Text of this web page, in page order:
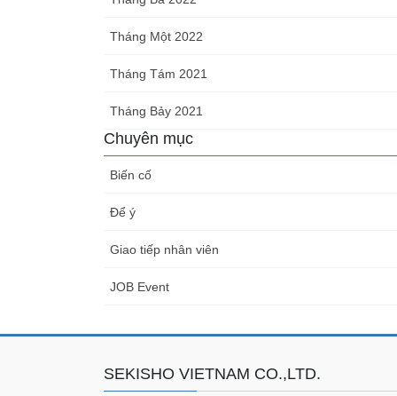
Tháng Một 2022
Tháng Tám 2021
Tháng Bảy 2021
Chuyên mục
Biến cố
Để ý
Giao tiếp nhân viên
JOB Event
SEKISHO VIETNAM CO.,LTD.